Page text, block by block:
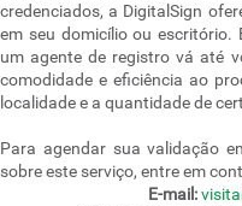
credenciados, a DigitalSign
em seu domicílio ou escritório.
um agente de registro vá até
comodidade e eficiência ao
localidade e a quantidade de
Para agendar sua validação
sobre este serviço, entre em
E-mail: